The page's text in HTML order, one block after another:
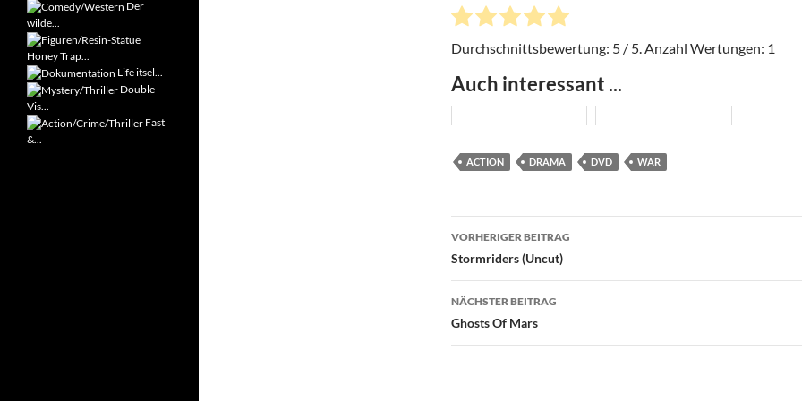
Durchschnittsbewertung: 5 / 5. Anzahl Wertungen: 1
Auch interessant ...
ACTION DRAMA DVD WAR
Beitragsnavigation
VORHERIGER BEITRAG
Stormriders (Uncut)
NÄCHSTER BEITRAG
Ghosts Of Mars
Der
wilde...
Honey Trap...
Life itsel...
Double
Vis...
Fast
&...